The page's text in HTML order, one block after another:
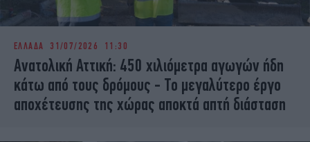
ΕΛΛΑΔΑ 31/07/2026 11:30
Ανατολική Αττική: 450 χιλιόμετρα αγωγών ήδη
κάτω από τους δρόμους - Το μεγαλύτερο έργο
αποχέτευσης της χώρας αποκτά απτή διάσταση